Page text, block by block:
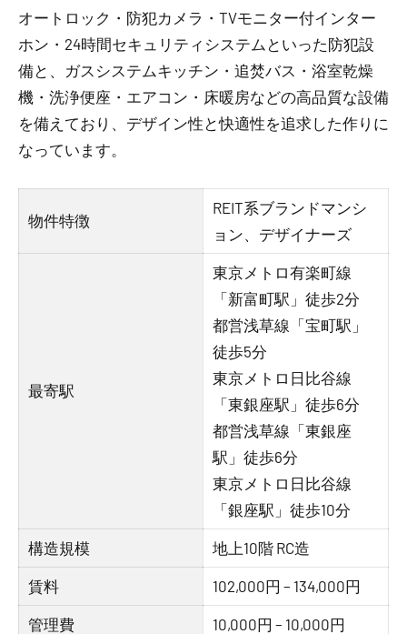
オートロック・防犯カメラ・TVモニター付インター
ホン・24時間セキュリティシステムといった防犯設
備と、ガスシステムキッチン・追焚バス・浴室乾燥
機・洗浄便座・エアコン・床暖房などの高品質な設備
を備えており、デザイン性と快適性を追求した作りに
なっています。
物件特徴
REIT系ブランドマンシ
ョン、デザイナーズ
最寄駅
東京メトロ有楽町線
「新富町駅」徒歩2分
都営浅草線「宝町駅」
徒歩5分
東京メトロ日比谷線
「東銀座駅」徒歩6分
都営浅草線「東銀座
駅」徒歩6分
東京メトロ日比谷線
「銀座駅」徒歩10分
構造規模 地上10階 RC造
賃料 102,000円 – 134,000円
管理費 10,000円 – 10,000円